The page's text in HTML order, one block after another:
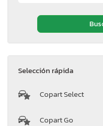
Selección rápida
Copart Select
Copart Go